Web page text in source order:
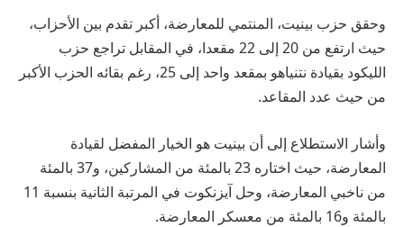
وحقق حزب بينيت، المنتمي للمعارضة، أكبر تقدم بين الأحزاب،
حيث ارتفع من 20 إلى 22 مقعدا، في المقابل تراجع حزب
الليكود بقيادة نتنياهو بمقعد واحد إلى 25، رغم بقائه الحزب الأكبر
من حيث عدد المقاعد.
وأشار الاستطلاع إلى أن بينيت هو الخيار المفضل لقيادة
المعارضة، حيث اختاره 23 بالمئة من المشاركين، و37 بالمئة
من ناخبي المعارضة، وحل آيزنكوت في المرتبة الثانية بنسبة 11
بالمئة و16 بالمئة من معسكر المعارضة.